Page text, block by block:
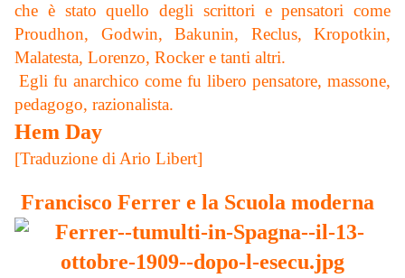
che è stato quello degli scrittori e pensatori come
Proudhon, Godwin, Bakunin, Reclus, Kropotkin,
Malatesta, Lorenzo, Rocker e tanti altri.
Egli fu anarchico come fu libero pensatore, massone,
pedagogo, razionalista.
Hem Day
[Traduzione di Ario Libert]
Francisco Ferrer e la Scuola moderna